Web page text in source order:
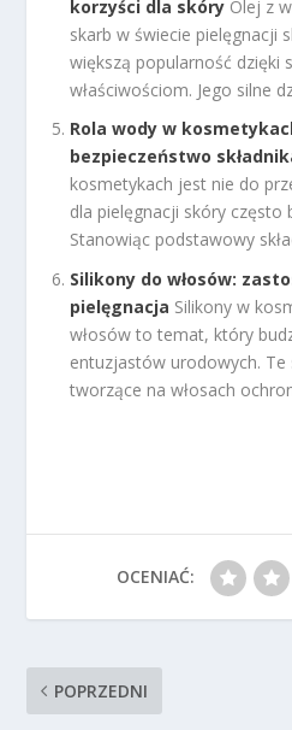
korzyści dla skóry Olej z
skarb w świecie pielęgnacji
większą popularność dzięki
właściwościom. Jego silne
Rola wody w
bezpieczeństwo
kosmetykach jest nie do
dla pielęgnacji skóry często
Stanowiąc podstawowy
Silikony do włosów:
pielęgnacja Silikony w
włosów to temat, który
entuzjastów urodowych.
tworzące na włosach
OCENIAĆ:
POPRZEDNI